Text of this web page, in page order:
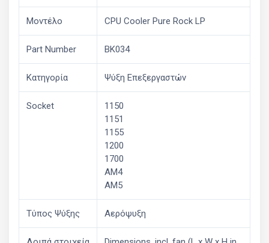
Μοντέλο CPU Cooler Pure Rock LP
Part Number BK034
Κατηγορία Ψύξη Επεξεργαστών
Socket
1150
1151
1155
1200
1700
AM4
AM5
Τύπος Ψύξης Αερόψυξη